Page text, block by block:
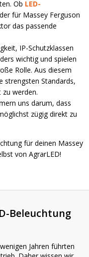
Ob LED-
für Massey Ferguson
das passende
IP-Schutzklassen
wichtig und spielen
Rolle. Aus diesem
strengsten Standards,
werden.
uns darum, dass
zügig direkt zu
für deinen Massey
von AgrarLED!
Beleuchtung
Jahren führten